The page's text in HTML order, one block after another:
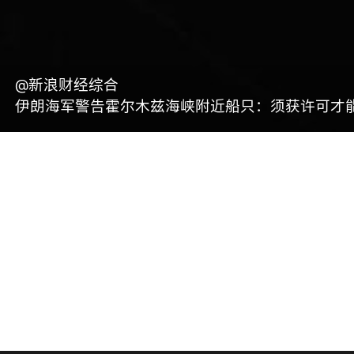
@新浪财经综合
伊朗海军警告霍尔木兹海峡附近船只：须获许可才